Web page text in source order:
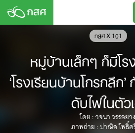
Skip
กสศ X 101
หมู่บ้านเล็กๆ ก็มีโร
‘โรงเรียนบ้านโกรกลึก
ดับไฟในตัว
โดย : วจนา วรรลยา
ภาพถ่าย : ปาณิส โพธิ์ศ